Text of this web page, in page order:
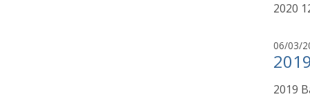
2020
06/03/
2019